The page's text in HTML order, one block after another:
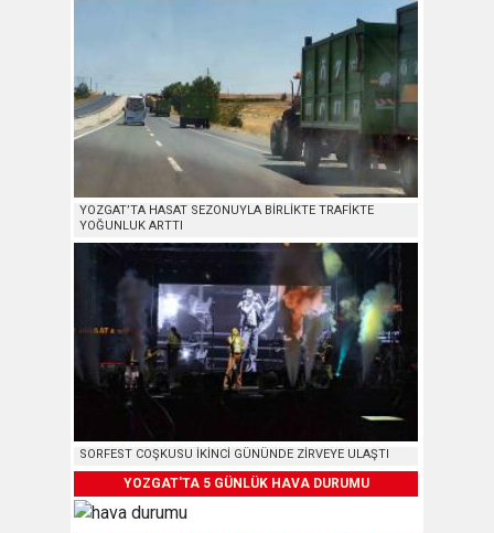
YOZGAT’TA HASAT SEZONUYLA BİRLİKTE TRAFİKTE
YOĞUNLUK ARTTI
SORFEST COŞKUSU İKİNCİ GÜNÜNDE ZİRVEYE ULAŞTI
YOZGAT'TA 5 GÜNLÜK HAVA DURUMU